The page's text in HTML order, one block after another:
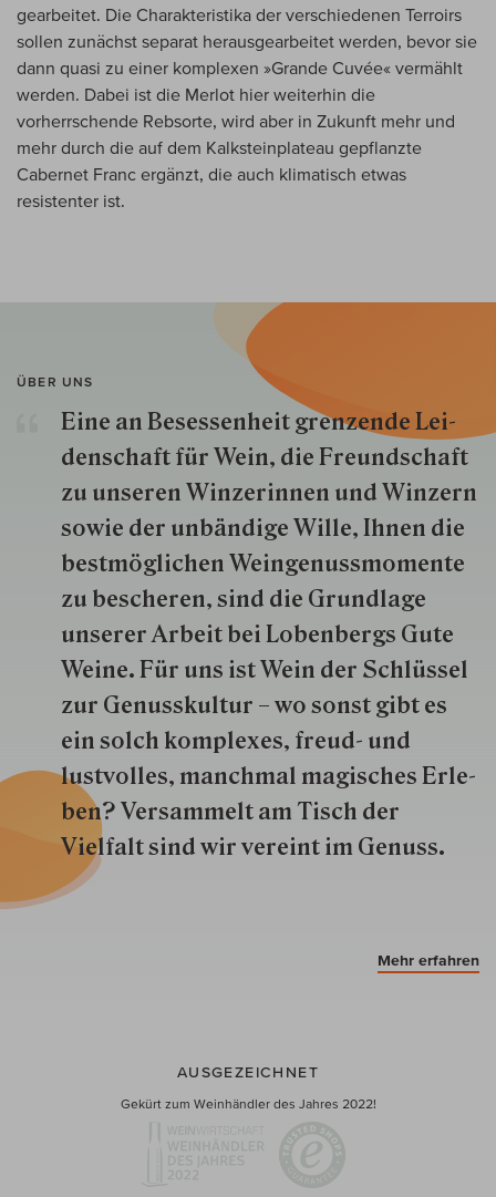
gearbeitet. Die Charakteristika der verschiedenen Terroirs
sollen zunächst separat herausgearbeitet werden, bevor sie
dann quasi zu einer komplexen »Grande Cuvée« vermählt
werden. Dabei ist die Merlot hier weiterhin die
vorherrschende Rebsorte, wird aber in Zukunft mehr und
mehr durch die auf dem Kalksteinplateau gepflanzte
Cabernet Franc ergänzt, die auch klimatisch etwas
resistenter ist.
ÜBER UNS
Eine an Besessenheit gren­zende Lei­
den­schaft für Wein, die Freund­schaft
zu unseren Win­zer­innen und Win­zern
so­wie der un­bän­dige Wille, Ihnen die
best­mög­lich­en Wein­genuss­momente
zu besche­ren, sind die Grund­lage
unserer Arbeit bei Lobenbergs Gute
Weine. Für uns ist Wein der Schlüs­sel
zur Genuss­kultur – wo sonst gibt es
ein solch kom­plexes, freud- und
lustvolles, manchmal ma­gisch­es Er­le­
ben? Versammelt am Tisch der
Vielfalt sind wir ver­eint im Genuss.
Mehr erfahren
AUSGEZEICHNET
Gekürt zum Weinhändler des Jahres 2022!